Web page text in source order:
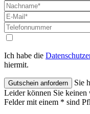
Ich habe die
hiermit.
Sie
Leider können Sie keinen
Felder mit einem * sind